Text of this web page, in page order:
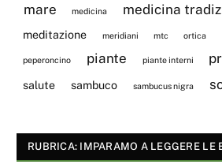
mare medicina medicina
meditazione meridiani mtc ortica
peperoncino piante piante interni
salute sambuco sambucus nigra
RUBRICA: IMPARAMO A LEGGERE LE